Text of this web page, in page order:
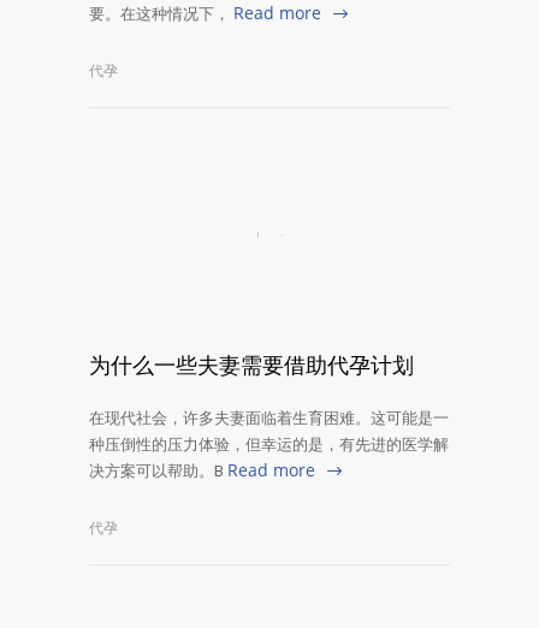
要。在这种情况下， Read more
代孕
为什么一些夫妻需要借助代孕计划
在现代社会，许多夫妻面临着生育困难。这可能是一
种压倒性的压力体验，但幸运的是，有先进的医学解
决方案可以帮助。B Read more
代孕